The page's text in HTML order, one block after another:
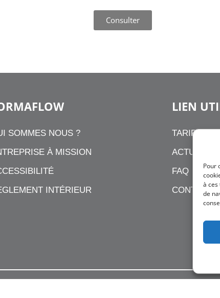
Pour
à
de
Consulter
SOMMES NOUS ?
À MISSION
INTÉRIEUR
LIEN
TARIFS
ACTUALITÉS
FAQ
CONTACT